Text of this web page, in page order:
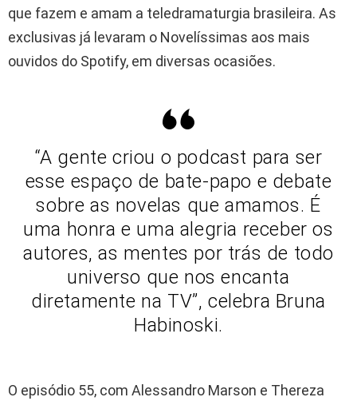
que fazem e amam a teledramaturgia brasileira. As
exclusivas já levaram o Novelíssimas aos mais
ouvidos do Spotify, em diversas ocasiões.
“A gente criou o podcast para ser
esse espaço de bate-papo e debate
sobre as novelas que amamos. É
uma honra e uma alegria receber os
autores, as mentes por trás de todo
universo que nos encanta
diretamente na TV”, celebra Bruna
Habinoski.
O episódio 55, com Alessandro Marson e Thereza